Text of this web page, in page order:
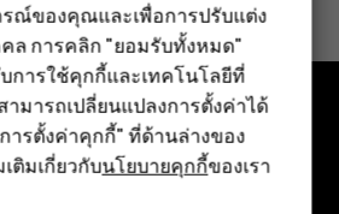
ม
รณ์ของคุณและเพื่อการปรับแต่ง
ล การคลิก "ยอมรับทั้งหมด"
การใช้คุกกี้และเทคโนโลยีที่
มารถเปลี่ยนแปลงการตั้งค่าได้
ารตั้งค่าคุกกี้" ที่ด้านล่างของ
เติมเกี่ยวกับนโยบายคุกกี้ของเรา